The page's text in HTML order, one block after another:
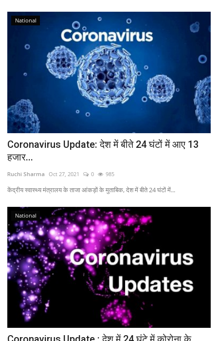
National
Coronavirus Update: देश में बीते 24 घंटों में आए 13
हजार...
Ruchi Sharma Oct 27, 2021 0 985
केंद्रीय स्वास्थ्य मंत्रालय के ताजा आंकड़ों के मुताबिक, देश में बीते 24 घंटों में...
National